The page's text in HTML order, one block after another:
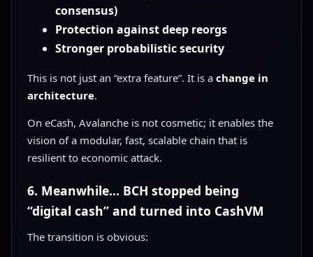
consensus)
Protection against deep reorgs
Stronger probabilistic security
This is not just an “extra feature”. It is a change in
architecture.
On eCash, Avalanche is not cosmetic; it enables the
vision of a modular, fast, scalable chain that is
resilient to economic attack.
6. Meanwhile… BCH stopped being
“digital cash” and turned into CashVM
The transition is obvious: